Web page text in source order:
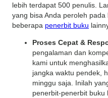
lebih terdapat 500 penulis.
yang bisa Anda peroleh
beberapa penerbit buku
Proses Cepat &
pengalaman dan
kami untuk
jangka waktu pendek,
minggu saja. Inilah
penerbit-penerbit buku